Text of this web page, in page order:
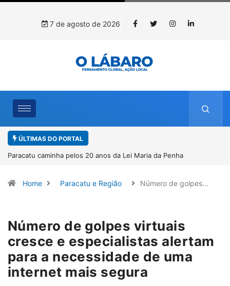
7 de agosto de 2026
ÚLTIMAS DO PORTAL
PenhaProjeto CUTUCAR abre nova edição e semeia o futuro
Home Paracatu e Região Número de golpes…
Número de golpes virtuais
cresce e especialistas alertam
para a necessidade de uma
internet mais segura